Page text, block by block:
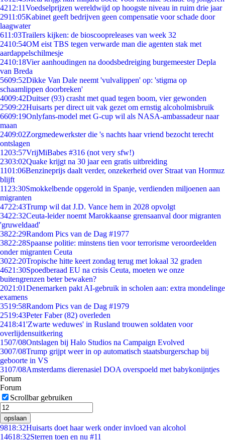
4212:11Voedselprijzen wereldwijd op hoogste niveau in ruim drie jaar
2911:05Kabinet geeft bedrijven geen compensatie voor schade door
laagwater
611:03Trailers kijken: de bioscoopreleases van week 32
2410:54OM eist TBS tegen verwarde man die agenten stak met
aardappelschilmesje
2410:18Vier aanhoudingen na doodsbedreiging burgemeester Depla
van Breda
5609:52Dikke Van Dale neemt 'vulvalippen' op: 'stigma op
schaamlippen doorbreken'
4009:42Duitser (93) crasht met quad tegen boom, vier gewonden
2509:22Huisarts per direct uit vak gezet om ernstig alcoholmisbruik
6609:19Onlyfans-model met G-cup wil als NASA-ambassadeur naar
maan
2409:02Zorgmedewerkster die 's nachts haar vriend bezocht terecht
ontslagen
1203:57VrijMiBabes #316 (not very sfw!)
2303:02Quake krijgt na 30 jaar een gratis uitbreiding
1101:06Benzineprijs daalt verder, onzekerheid over Straat van Hormuz
blijft
11 23:30Smokkelbende opgerold in Spanje, verdienden miljoenen aan
migranten
4722:43Trump wil dat J.D. Vance hem in 2028 opvolgt
3422:32Ceuta-leider noemt Marokkaanse grensaanval door migranten
'gruweldaad'
3822:29Random Pics van de Dag #1977
3822:28Spaanse politie: minstens tien voor terrorisme veroordeelden
onder migranten Ceuta
3022:20Tropische hitte keert zondag terug met lokaal 32 graden
4621:30Spoedberaad EU na crisis Ceuta, moeten we onze
buitengrenzen beter bewaken?
2021:01Denemarken pakt AI-gebruik in scholen aan: extra mondelinge
examens
3519:58Random Pics van de Dag #1979
2519:43Peter Faber (82) overleden
2418:41'Zwarte weduwes' in Rusland trouwen soldaten voor
overlijdensuitkering
1507/08Ontslagen bij Halo Studios na Campaign Evolved
3007/08Trump grijpt weer in op automatisch staatsburgerschap bij
geboorte in VS
3107/08Amsterdams dierenasiel DOA overspoeld met babykonijntjes
Forum
Forum
Scrollbar gebruiken
opslaan
9818:32Huisarts doet haar werk onder invloed van alcohol
14618:32Sterren toen en nu #11